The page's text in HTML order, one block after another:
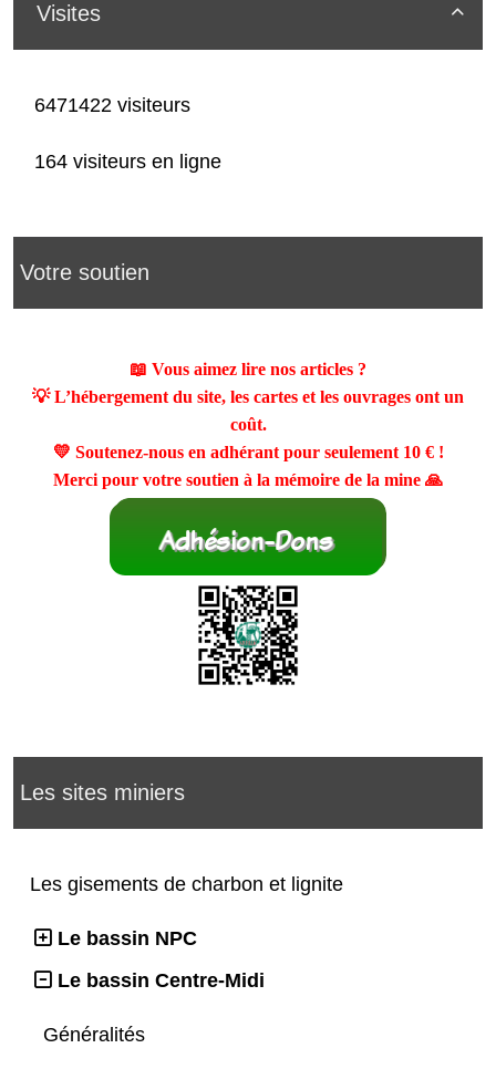

Visites
6471422 visiteurs
164 visiteurs en ligne
Votre soutien
📖 Vous aimez lire nos articles ?
💡 L’hébergement du site, les cartes et les ouvrages ont un
coût.
💛 Soutenez-nous en adhérant pour seulement 10 €!
Merci pour votre soutien à la mémoire de la mine 🙏
Les sites miniers
Les gisements de charbon et lignite
Le bassin NPC
Le bassin Centre-Midi
Généralités